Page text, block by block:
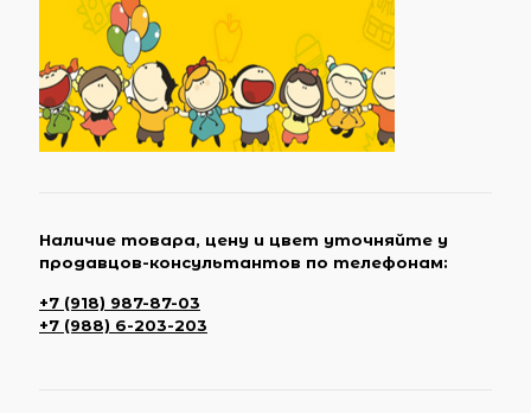
Наличие товара, цену и цвет уточняйте у
продавцов-консультантов по телефонам:
+7 (918) 987-87-03
+7 (988) 6-203-203